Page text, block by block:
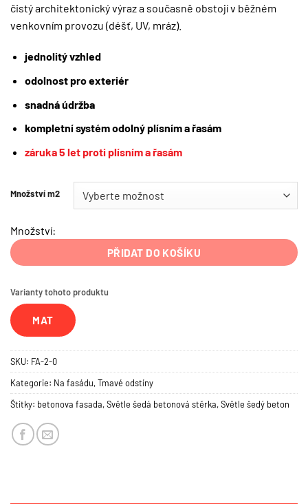
čistý architektonický výraz a současně obstojí v běžném
venkovním provozu (déšť, UV, mráz).
jednolitý vzhled
odolnost pro exteriér
snadná údržba
kompletní systémodolný plísním a řasám
záruka 5 let proti plísním a řasám
Množství m2
Množství:
PŘIDAT DO KOŠÍKU
Varianty tohoto produktu
MAT
SKU: FA-2-0
Kategorie: Na fasádu,Tmavé odstíny
Štítky: betonova fasada,Světle šedá betonová stěrka,Světle šedý beton